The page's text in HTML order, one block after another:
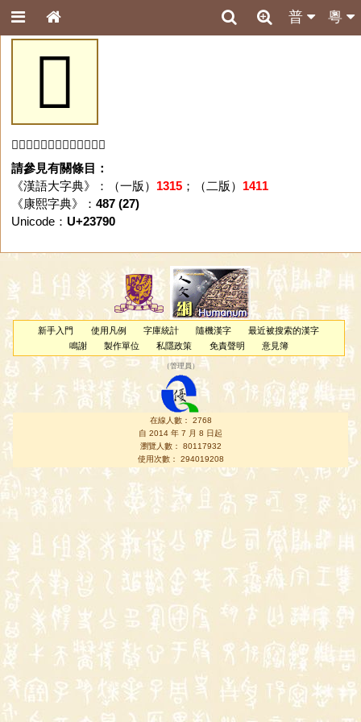
粵
普
𣞐
「𣞐」字未收錄於本資料庫。
請參見有關條目：
《漢語大字典》：（一版） 1315；（二版） 1411
《康熙字典》： 487 (27)
Unicode： U+23790
新手入門 使用凡例 字庫統計 隨機漢字
最近被搜索的漢字
鳴謝
製作單位 私隱政策 免責聲明 意見簿
（管理員 ）
在線人數： 2768
自 2014 年 7 月 8 日起
瀏覽人數： 80117932
使用次數： 294019208